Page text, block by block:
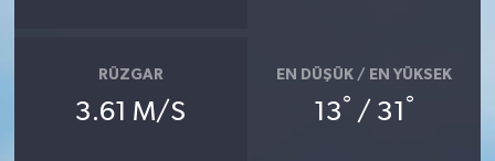
RÜZGAR
3.61 M/S
EN DÜŞÜK / EN YÜKSEK
13° / 31 °